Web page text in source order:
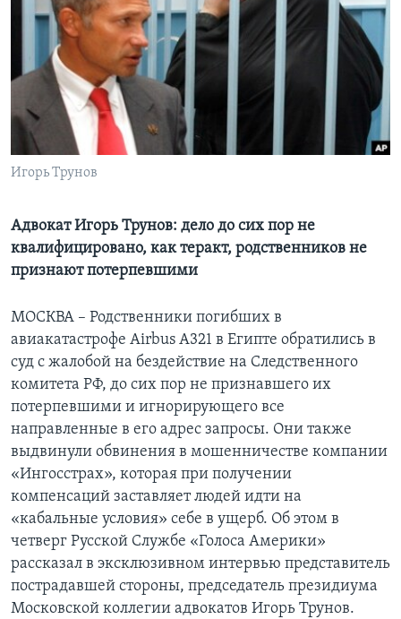
Learning English
СОЦИАЛЬНЫЕ СЕТИ
Языки
Игорь Трунов
Адвокат Игорь Трунов: дело до сих пор не
квалифицировано, как теракт, родственников не
признают потерпевшими
МОСКВА – Родственники погибших в
авиакатастрофе Airbus А321 в Египте обратились в
суд с жалобой на бездействие на Следственного
комитета РФ, до сих пор не признавшего их
потерпевшими и игнорирующего все
направленные в его адрес запросы. Они также
выдвинули обвинения в мошенничестве компании
«Ингосстрах», которая при получении
компенсаций заставляет людей идти на
«кабальные условия» себе в ущерб. Об этом в
четверг Русской Службе «Голоса Америки»
рассказал в эксклюзивном интервью представитель
пострадавшей стороны, председатель президиума
Московской коллегии адвокатов Игорь Трунов.